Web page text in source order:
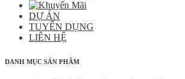
DỰ ÁN
TUYỂN DỤNG
LIÊN HỆ
DANH MỤC SẢN PHẨM